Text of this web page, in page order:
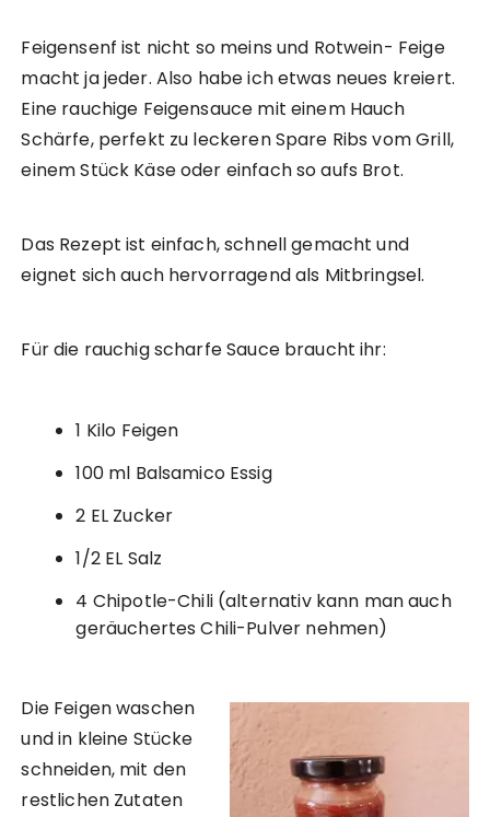
Feigensenf ist nicht so meins und Rotwein- Feige
macht ja jeder. Also habe ich etwas neues kreiert.
Eine rauchige Feigensauce mit einem Hauch
Schärfe, perfekt zu leckeren Spare Ribs vom Grill,
einem Stück Käse oder einfach so aufs Brot.
Das Rezept ist einfach, schnell gemacht und
eignet sich auch hervorragend als Mitbringsel.
Für die rauchig scharfe Sauce braucht ihr:
1 Kilo Feigen
100 ml Balsamico Essig
2 EL Zucker
1/2 EL Salz
4 Chipotle-Chili (alternativ kann man auch
geräuchertes Chili-Pulver nehmen)
Die Feigen waschen
und in kleine Stücke
schneiden, mit den
restlichen Zutaten